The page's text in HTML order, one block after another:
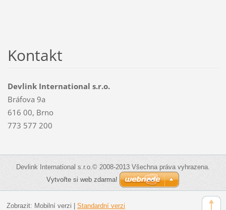
Kontakt
Devlink International s.r.o.
Bráfova 9a
616 00, Brno
773 577 200
Devlink International s.r.o.© 2008-2013 Všechna práva vyhrazena.
Vytvořte si web zdarma!
Zobrazit: Mobilní verzi Standardní verzi